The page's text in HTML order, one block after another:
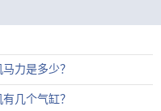
力是多少？
几个气缸？